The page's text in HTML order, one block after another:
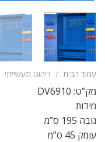
עמוד הבית / ריהוט תעשייתי
מק”ט: DV6910
מידות
גובה 195 ס”מ
עומק 45 ס”מ